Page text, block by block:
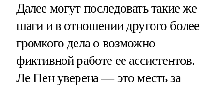
Далее могут последовать такие же
шаги и в отношении другого более
громкого дела о возможно
фиктивной работе ее ассистентов.
Ле Пен уверена — это месть за